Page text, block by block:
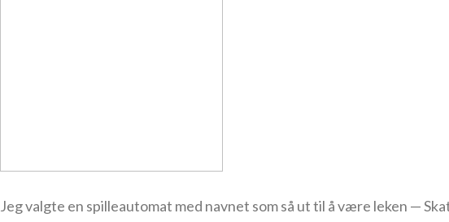
Jeg valgte en spilleautomat med navnet som så ut til å være leken —